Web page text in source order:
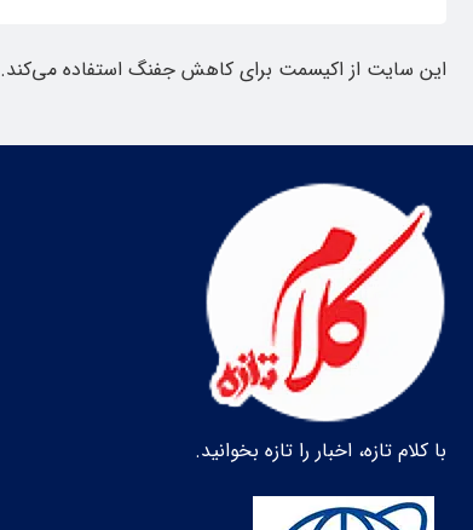
این سایت از اکیسمت برای کاهش جفنگ استفاده می‌کند.
با کلام تازه، اخبار را تازه بخوانید.